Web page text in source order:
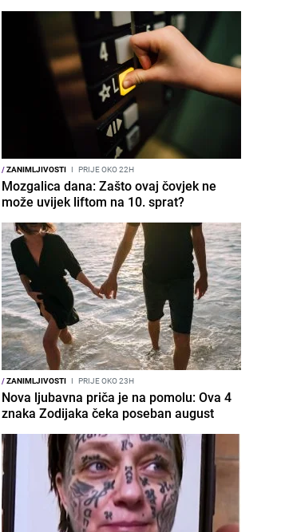
/ZANIMLJIVOSTI I PRIJE OKO 22H
Mozgalica dana: Zašto ovaj čovjek ne
može uvijek liftom na 10. sprat?
/ZANIMLJIVOSTI I PRIJE OKO 23H
Nova ljubavna priča je na pomolu: Ova 4
znaka Zodijaka čeka poseban august